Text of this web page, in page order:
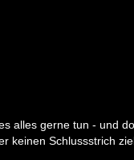
alles gerne tun - und
keinen Schlussstrich